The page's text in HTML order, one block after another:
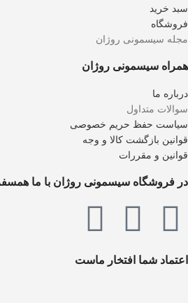
سبد خرید
فروشگاه
مجله سیسمونی روژان
همراه سیسمونی روژان
درباره ما
سوالات متداول
سیاست حفظ حریم خصوصی
قوانین بازگشت کالا و وجه
قوانین و مقررات
در فروشگاه سیسمونی روژان با ما
اعتماد شما افتخار ماست